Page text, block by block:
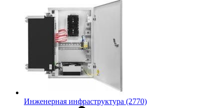
Инженерная инфраструктура (2770)